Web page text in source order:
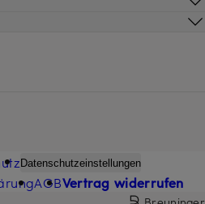
Datenschutzeinstellungen
AGBVertrag widerrufen